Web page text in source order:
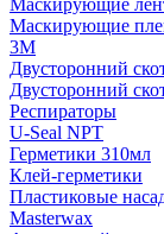
Маскирующие
Маскирующие
3M
Двусторонний
Двусторонний
Респираторы
U-Seal NPT
Герметики 310мл
Клей-герметики
Пластиковые
Masterwax